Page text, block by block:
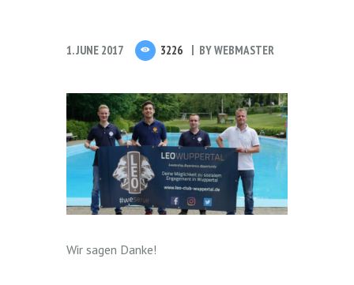
1. JUNE 2017 3226 BYWEBMASTER
Wir sagen Danke!